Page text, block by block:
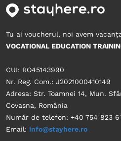
Tu ai voucherul, noi avem
VOCATIONAL EDUCATION
CUI: RO45143990
Nr. Reg. Com.: J2021000410149
Adresa: Str. Toamnei 14, Mun.
Covasna, România
Număr de telefon: +40 754 823
Email: info@stayhere.ro